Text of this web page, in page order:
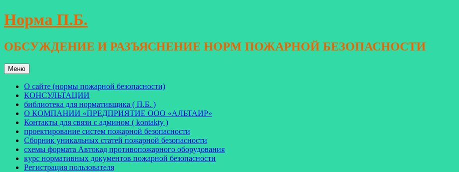
Перейти
к
Норма П.Б.
ОБСУЖДЕНИЕ И РАЗЪЯСНЕНИЕ НОРМ ПОЖАРНОЙ БЕЗОПАСНОСТИ
Меню
О сайте (нормы пожарной безопасности)
КОНСУЛЬТАЦИИ
библиотека для нормативщика ( П.Б. )
О КОМПАНИИ «ПРЕДПРИЯТИЕ ООО «АЛЬТАИР»
Контакты для связи с админом ( kontakty )
проектирование систем пожарной безопасности
Сборник уникальных статей пожарной безопасности
схемы формата Автокад противопожарного оборудования
курс нормативных документов пожарной безопасности
Регистрация пользователя